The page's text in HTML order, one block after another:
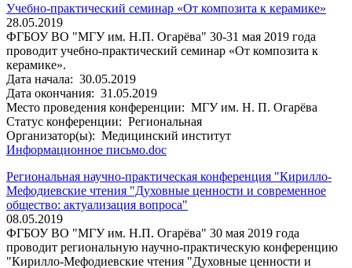
Учебно-практический семинар «От композита к керамике»
28.05.2019
ФГБОУ ВО "МГУ им. Н.П. Огарёва" 30-31 мая 2019 года
проводит учебно-практический семинар «От композита к
керамике».
Дата начала: 30.05.2019
Дата окончания: 31.05.2019
Место проведения конференции: МГУ им. Н. П. Огарёва
Статус конференции: Региональная
Организатор(ы): Медицинский институт
Информационное письмо.doc
Региональная научно-практическая конференция "Кирилло-
Мефодиевские чтения "Духовные ценности и современное
общество: актуализация вопроса"
08.05.2019
ФГБОУ ВО "МГУ им. Н.П. Огарёва" 30 мая 2019 года
проводит региональную научно-практическую конференцию
"Кирилло-Мефодиевские чтения "Духовные ценности и